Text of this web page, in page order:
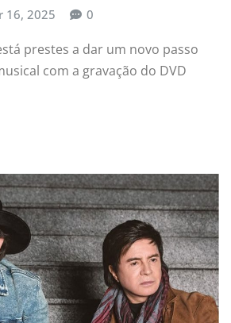
16, 2025 0
prestes a dar um novo passo
com a gravação do DVD